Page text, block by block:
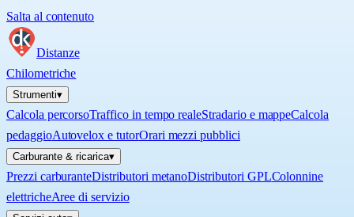
Salta al contenuto
Distanze
Chilometriche
Strumenti▾
Calcola percorsoTraffico in tempo realeStradario e mappeCalcola
pedaggioAutovelox e tutorOrari mezzi pubblici
Carburante & ricarica▾
Prezzi carburanteDistributori metanoDistributori GPLColonnine
elettricheAree di servizio